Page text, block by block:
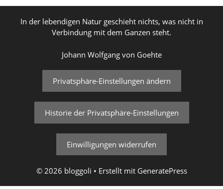
In der lebendigen Natur geschieht nichts, was nicht in
Verbindung mit dem Ganzen steht.
Johann Wolfgang von Goehte
Privatsphäre-Einstellungen ändern
Historie der Privatsphäre-Einstellungen
Einwilligungen widerrufen
© 2026 bloggoli • Erstellt mit GeneratePress